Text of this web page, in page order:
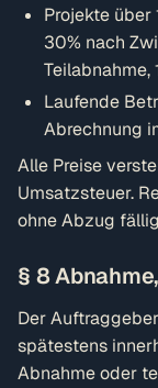
Projekte
30% nach
Laufende
Abrechnung
Alle Preise
Umsatzsteuer.
ohne Abzug
§ 8
Der
spätestens
Abnahme oder